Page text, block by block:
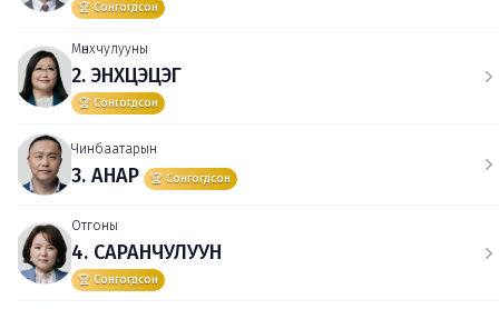
🏆 Сонгогдсон
Мөнхчулууны
2. ЭНХЦЭЦЭГ
🏆 Сонгогдсон
Чинбаатарын
3. АНАР 🏆 Сонгогдсон
Отгоны
4. САРАНЧУЛУУН
🏆 Сонгогдсон